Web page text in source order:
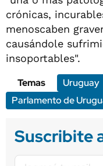
crónicas,
menoscaben
causándole
insoportables".
Temas
Uruguay
Parlamento de
Suscribite